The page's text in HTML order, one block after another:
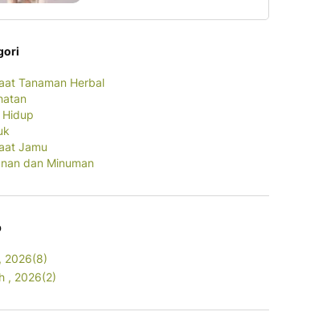
Tanaman Herbal
Hidup
Jamu
dan Minuman
2026(8)
, 2026(2)